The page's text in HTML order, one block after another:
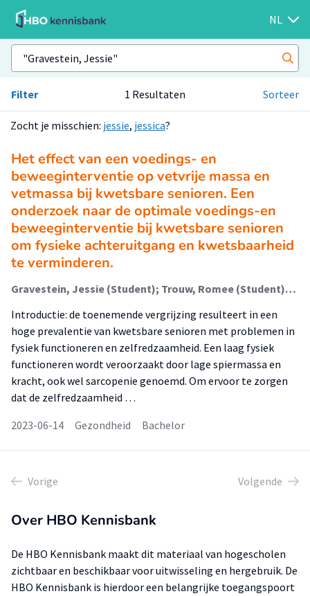
NL
Filter 1 Resultaten Sorteer
Zocht je misschien: jessie, jessica?
Het effect van een voedings- en
beweeginterventie op vetvrije massa en
vetmassa bij kwetsbare senioren. Een
onderzoek naar de optimale voedings-en
beweeginterventie bij kwetsbare senioren
om fysieke achteruitgang en kwetsbaarheid
te verminderen.
Gravestein, Jessie (Student); Trouw, Romee (Student); Benali, Mohammed; Tieland, Michael
Introductie: de toenemende vergrijzing resulteert in een
hoge prevalentie van kwetsbare senioren met problemen in
fysiek functioneren en zelfredzaamheid. Een laag fysiek
functioneren wordt veroorzaakt door lage spiermassa en
kracht, ook wel sarcopenie genoemd. Om ervoor te zorgen
dat de zelfredzaamheid …
2023-06-14
Gezondheid Bachelor
Vorige Volgende
Over HBO Kennisbank
De HBO Kennisbank maakt dit materiaal van hogescholen
zichtbaar en beschikbaar voor uitwisseling en hergebruik. De
HBO Kennisbank is hierdoor een belangrijke toegangspoort